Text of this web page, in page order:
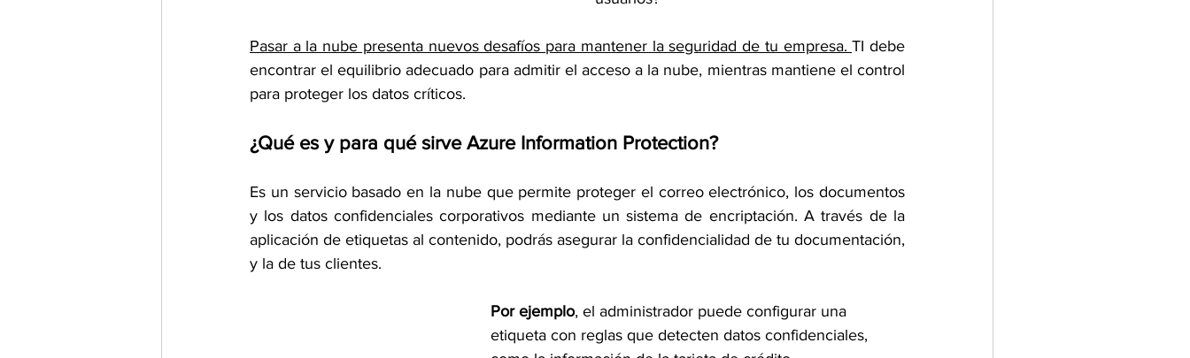
Pasar a la nube presenta nuevos desafíos para mantener la seguridad de tu empresa. TI debe
encontrar el equilibrio adecuado para admitir el acceso a la nube, mientras mantiene el control
para proteger los datos críticos.
¿Qué es y para qué sirve Azure Information Protection?
Es un servicio basado en la nube que permite proteger el correo electrónico, los documentos
y los datos confidenciales corporativos mediante un sistema de encriptación. A través de la
aplicación de etiquetas al contenido, podrás asegurar la confidencialidad de tu documentación,
y la de tus clientes.
Por ejemplo, el administrador puede configurar una
etiqueta con reglas que detecten datos confidenciales,